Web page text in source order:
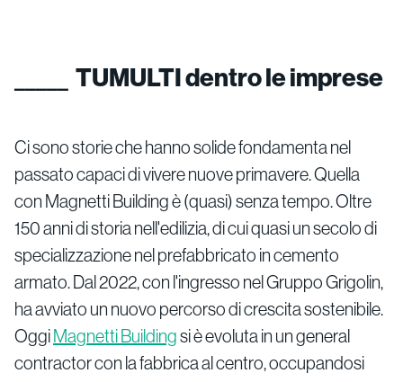
TUMULTI dentro le imprese
Ci sono storie che hanno solide fondamenta nel
passato capaci di vivere nuove primavere. Quella
con Magnetti Building è (quasi) senza tempo. Oltre
150 anni di storia nell'edilizia, di cui quasi un secolo di
specializzazione nel prefabbricato in cemento
armato. Dal 2022, con l'ingresso nel Gruppo Grigolin,
ha avviato un nuovo percorso di crescita sostenibile.
OggiMagnetti Buildingsi è evoluta in un general
contractor con la fabbrica al centro, occupandosi